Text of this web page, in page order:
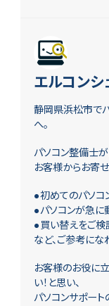
エルコンシ
静岡県浜松市で
へ。
パソコン整備士
お客様からお寄
●初めてのパソコ
●パソコンが急に
●買い替えをご検
など、ご参考にな
お客様のお役に
い！と思い、
パソコンサポート